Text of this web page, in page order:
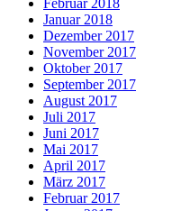
Februar 2018
Januar 2018
Dezember 2017
November 2017
Oktober 2017
September 2017
August 2017
Juli 2017
Juni 2017
Mai 2017
April 2017
März 2017
Februar 2017